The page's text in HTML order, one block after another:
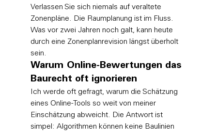
Verlassen Sie sich niemals auf veraltete
Zonenpläne. Die Raumplanung ist im Fluss.
Was vor zwei Jahren noch galt, kann heute
durch eine Zonenplanrevision längst überholt
sein.
Warum Online-Bewertungen das
Baurecht oft ignorieren
Ich werde oft gefragt, warum die Schätzung
eines Online-Tools so weit von meiner
Einschätzung abweicht. Die Antwort ist
simpel: Algorithmen können keine Baulinien